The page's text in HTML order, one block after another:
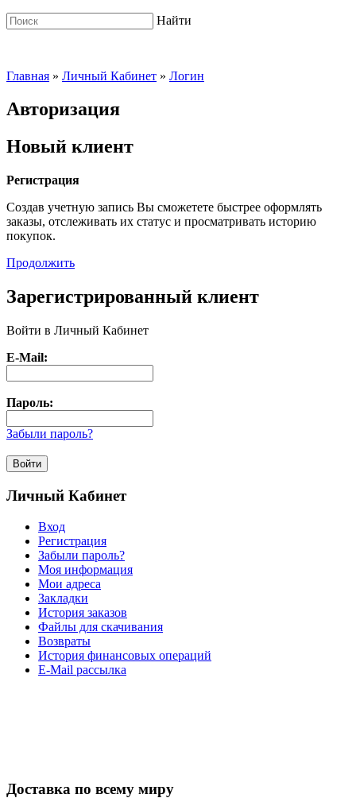
Найти
Главная » Личный Кабинет » Логин
Авторизация
Новый клиент
Регистрация
Создав учетную запись Вы сможетете быстрее оформлять
заказы, отслеживать их статус и просматривать историю
покупок.
Продолжить
Зарегистрированный клиент
Войти в Личный Кабинет
E-Mail:
Пароль:
Забыли пароль?
Личный Кабинет
Вход
Регистрация
Забыли пароль?
Моя информация
Мои адреса
Закладки
История заказов
Файлы для скачивания
Возвраты
История финансовых операций
E-Mail рассылка
Доставка по всему миру